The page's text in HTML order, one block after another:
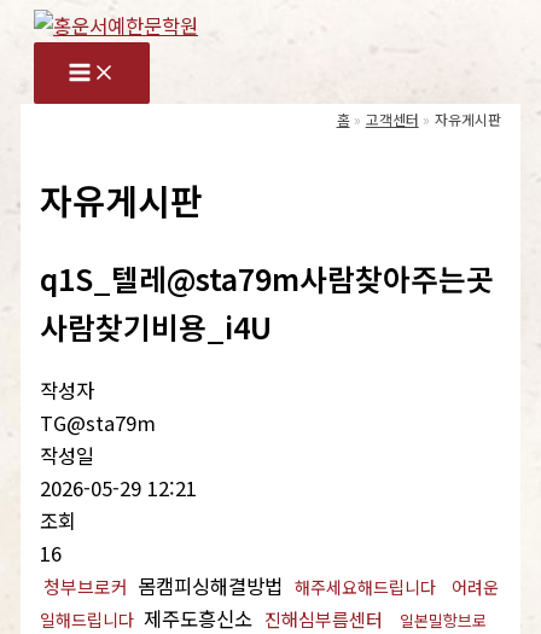
홈 고객센터 자유게시판
자유게시판
q1S_텔레@sta79m사람찾아주는곳
사람찾기비용_i4U
작성자
TG@sta79m
작성일
2026-05-29 12:21
조회
16
청부브로커 몸캠피싱해결방법 해주세요해드립니다
어려운
일해드립니다 제주도흥신소 진해심부름센터
일본밀항브로